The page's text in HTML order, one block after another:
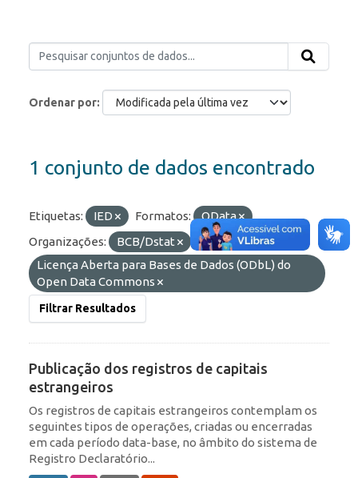
Ordenar por
1 conjunto de dados encontrado
Etiquetas: IED Formatos:
OData
Organizações:
BCB/Dstat
Licenças:
Licença Aberta para Bases de Dados (ODbL) do
Open Data Commons
Filtrar Resultados
Publicação dos registros de capitais
estrangeiros
Os registros de capitais estrangeiros contemplam os
seguintes tipos de operações, criadas ou encerradas
em cada período data-base, no âmbito do sistema de
Registro Declaratório...